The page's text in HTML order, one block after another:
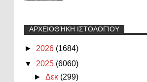
ΑΡΧΕΙΟΘΉΚΗ ΙΣΤΟΛΟΓΊΟΥ
► 2026 (1684)
▼ 2025 (6060)
►Δεκ (299)